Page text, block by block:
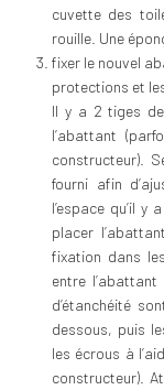
cuvette des
rouille. Une
fixer le nouvel
protections et
Il y a 2 tiges
l’abattant
constructeur).
fourni afin
l’espace qu’il
placer
fixation dans
entre
d’étanchéité
dessous, puis
les écrous à
constructeur).